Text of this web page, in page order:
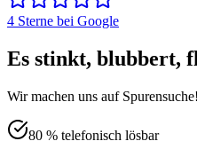
4 Sterne bei Google
Es stinkt, blubbert,
Wir machen uns auf Spurensuche!
80 % telefonisch lösbar